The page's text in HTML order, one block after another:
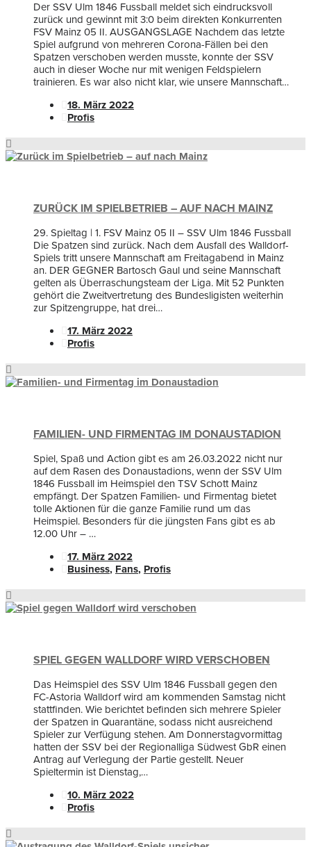
Der SSV Ulm 1846 Fussball meldet sich eindrucksvoll
zurück und gewinnt mit 3:0 beim direkten Konkurrenten
FSV Mainz 05 II. AUSGANGSLAGE Nachdem das letzte
Spiel aufgrund von mehreren Corona-Fällen bei den
Spatzen verschoben werden musste, konnte der SSV
auch in dieser Woche nur mit wenigen Feldspielern
trainieren. Es war also nicht klar, wie unsere Mannschaft…
18. März 2022
Profis
ZURÜCK IM SPIELBETRIEB – AUF NACH MAINZ
29. Spieltag | 1. FSV Mainz 05 II – SSV Ulm 1846 Fussball
Die Spatzen sind zurück. Nach dem Ausfall des Walldorf-
Spiels tritt unsere Mannschaft am Freitagabend in Mainz
an. DER GEGNER Bartosch Gaul und seine Mannschaft
gelten als Überraschungsteam der Liga. Mit 52 Punkten
gehört die Zweitvertretung des Bundesligisten weiterhin
zur Spitzengruppe, hat drei…
17. März 2022
Profis
FAMILIEN- UND FIRMENTAG IM DONAUSTADION
Spiel, Spaß und Action gibt es am 26.03.2022 nicht nur
auf dem Rasen des Donaustadions, wenn der SSV Ulm
1846 Fussball im Heimspiel den TSV Schott Mainz
empfängt. Der Spatzen Familien- und Firmentag bietet
tolle Aktionen für die ganze Familie rund um das
Heimspiel. Besonders für die jüngsten Fans gibt es ab
12.00 Uhr – …
17. März 2022
Business, Fans, Profis
SPIEL GEGEN WALLDORF WIRD VERSCHOBEN
Das Heimspiel des SSV Ulm 1846 Fussball gegen den
FC-Astoria Walldorf wird am kommenden Samstag nicht
stattfinden. Wie berichtet befinden sich mehrere Spieler
der Spatzen in Quarantäne, sodass nicht ausreichend
Spieler zur Verfügung stehen. Am Donnerstagvormittag
hatten der SSV bei der Regionalliga Südwest GbR einen
Antrag auf Verlegung der Partie gestellt. Neuer
Spieltermin ist Dienstag,…
10. März 2022
Profis